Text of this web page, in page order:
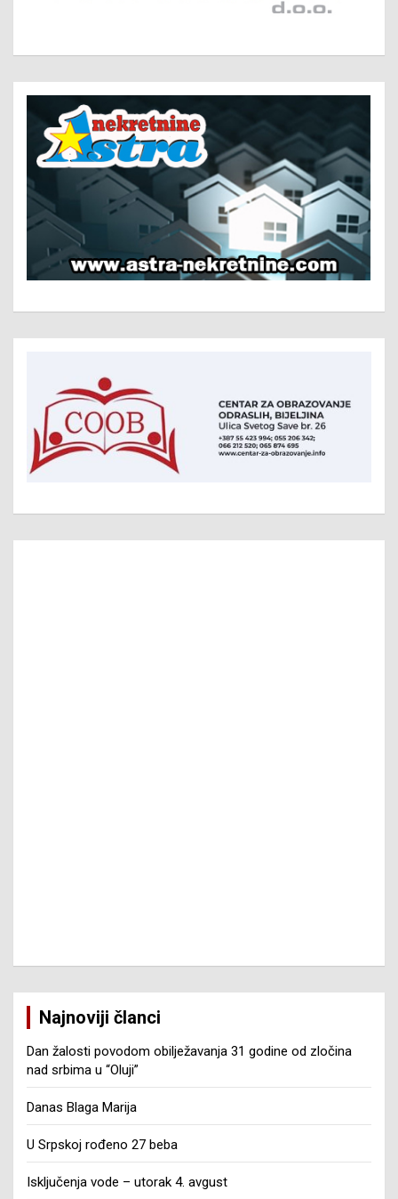
Najnoviji članci
Dan žalosti povodom obilježavanja 31 godine od zločina
nad srbima u “Oluji”
Danas Blaga Marija
U Srpskoj rođeno 27 beba
Isključenja vode – utorak 4. avgust